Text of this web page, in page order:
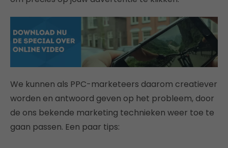
We kunnen als PPC-marketeers daarom creatiever
worden en antwoord geven op het probleem, door
de ons bekende marketing technieken weer toe te
gaan passen. Een paar tips: